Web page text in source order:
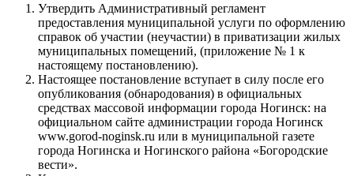
Утвердить Административный регламент
предоставления муниципальной услуги по оформлению
справок об участии (неучастии) в приватизации жилых
муниципальных помещений, (приложение № 1 к
настоящему постановлению).
Настоящее постановление вступает в силу после его
опубликования (обнародования) в официальных
средствах массовой информации города Ногинск: на
официальном сайте администрации города Ногинск
www.gorod-noginsk.ru или в муниципальной газете
города Ногинска и Ногинского района «Богородские
вести».